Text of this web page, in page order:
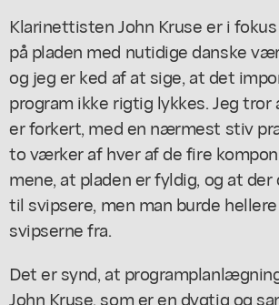
Klarinettisten John Kruse er i
på pladen med nutidige danske
og jeg er ked af at sige, at det
program ikke rigtig lykkes. Jeg tror
er forkert, med en nærmest stiv
to værker af hver af de fire
mene, at pladen er fyldig, og at
til svipsere, men man burde
svipserne fra.
Det er synd, at
John Kruse, som er en dygtig og